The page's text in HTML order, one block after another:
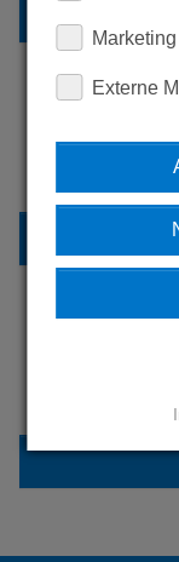
Marketing
Externe